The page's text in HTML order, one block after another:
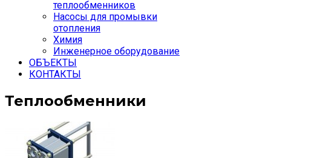
теплообменников
Насосы для промывки
отопления
Химия
Инженерное оборудование
ОБЪЕКТЫ
КОНТАКТЫ
Теплообменники